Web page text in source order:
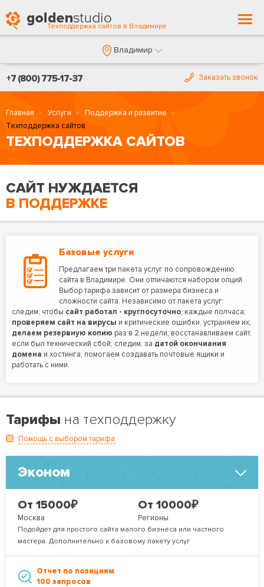
Техподдержка сайтов в Владимире
Владимир
+7 (800) 775-17-37 Заказать звонок
Главная Услуги
Поддержка и развитие
Техподдержка сайтов
ТЕХПОДДЕРЖКА САЙТОВ
САЙТ НУЖДАЕТСЯ
В ПОДДЕРЖКЕ
Базовые услуги
Предлагаем три пакета услуг по сопровождению
сайта в Владимире. Они отличаются набором опций.
Выбор тарифа зависит от размера бизнеса и
сложности сайта. Независимо от пакета услуг:
следим, чтобы сайт работал - круглосуточно, каждые полчаса;
проверяем сайт на вирусы и критические ошибки, устраняем их;
делаем резервную копию раз в 2 недели; восстанавливаем сайт,
если был технический сбой; следим, за датой окончиания
домена и хостинга; помогаем создавать почтовые ящики и
работать с ними.
Тарифы на техподдержку
Помощь с выбором тарифа
Эконом
От 15000₽
Москва
От 10000₽
Регионы
Подойдет для простого сайта малого бизнеса или частного
мастера. Дополнительно к базовому пакету услуг
Отчет по позициям
100 запросов